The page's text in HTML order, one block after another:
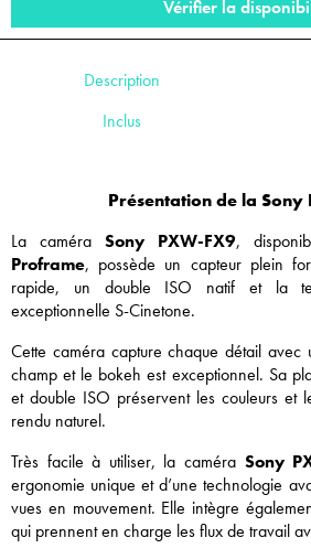
Vérifier la
Description
Inclus
Présentation de la Sony
La caméra Sony PXW-FX9,
Proframe, possède un capteur plein
rapide, un double ISO natif et la
exceptionnelle S-Cinetone.
Cette caméra capture chaque détail
champ et le bokeh est exceptionnel. Sa
et double ISO préservent les couleurs et
rendu naturel.
Très facile à utiliser, la caméra Sony
ergonomie unique et d’une technologie
vues en mouvement. Elle intègre
qui prennent en charge les flux de travail